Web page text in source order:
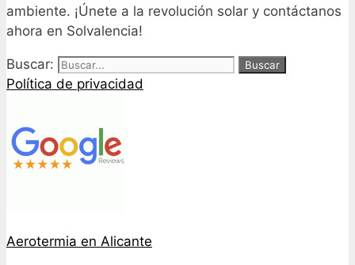
ambiente. ¡Únete a la revolución solar y contáctanos
ahora en Solvalencia!
Buscar:
Política de privacidad
Aerotermia en Alicante